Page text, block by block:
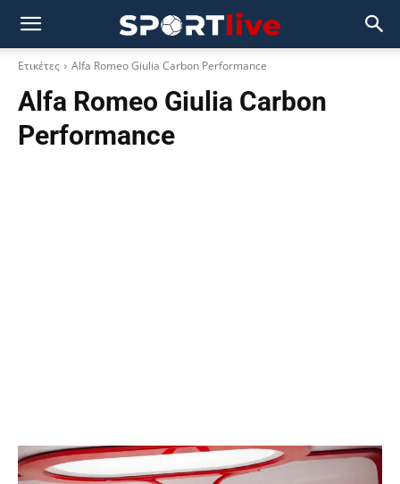
Ετικέτες Alfa Romeo Giulia Carbon Performance
Alfa Romeo Giulia Carbon
Performance